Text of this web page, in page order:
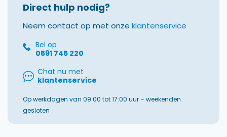
Direct hulp nodig?
Neem contact op met onze klantenservice
Bel op
0591 745 220
Chat nu met
klantenservice
Op werkdagen van 09.00 tot 17:00 uur – weekenden
gesloten